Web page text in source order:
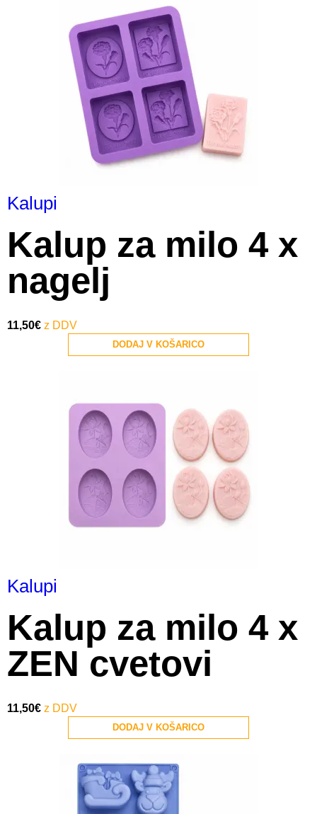
Kalupi
Kalup za milo 4 x
nagelj
11,50€
DODAJ V KOŠARICO
Kalupi
Kalup za milo 4 x
ZEN cvetovi
11,50€
DODAJ V KOŠARICO